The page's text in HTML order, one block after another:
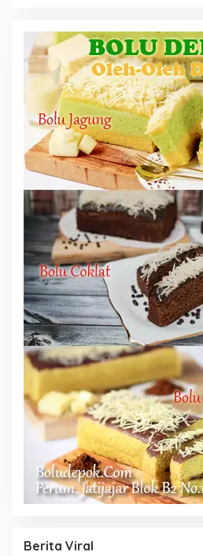
Berita Viral